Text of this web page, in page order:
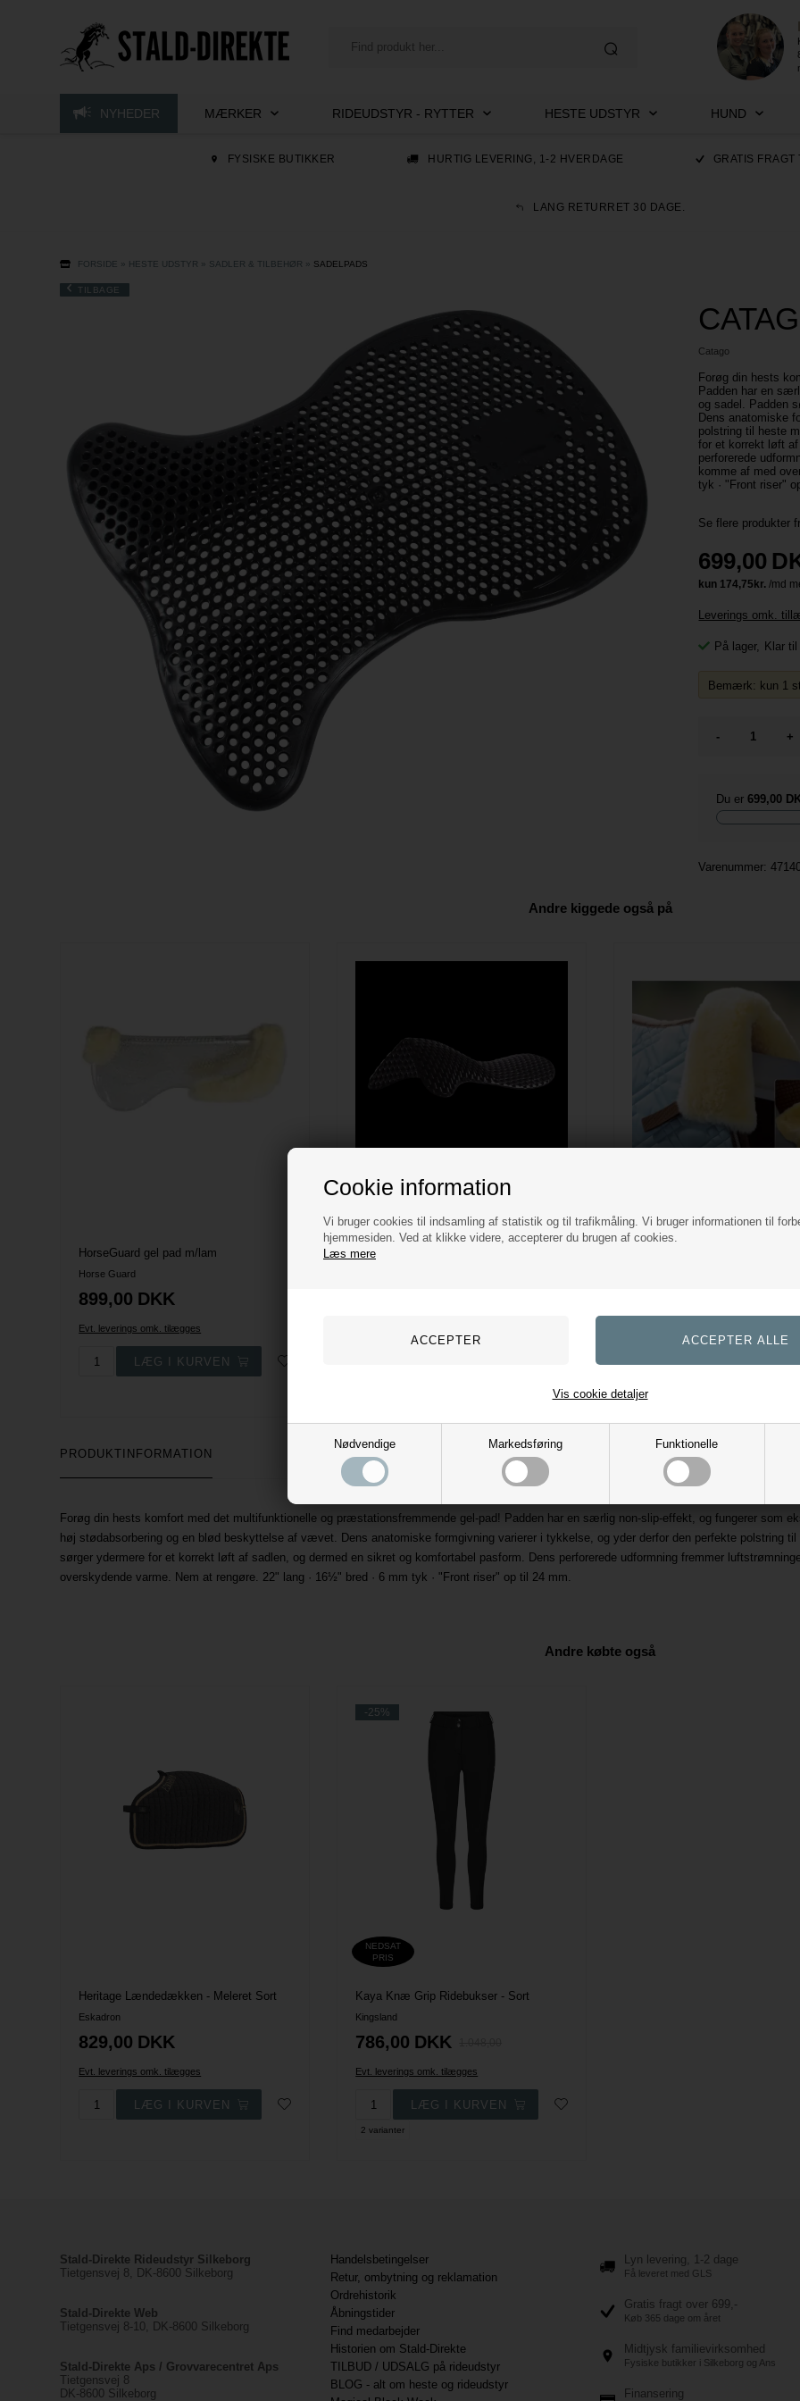
Cookie information
Vi bruger cookies til indsamling af statistik og til trafikmåling. Vi bruger informationen til
hjemmesiden. Ved at klikke videre, accepterer du brugen af cookies.
Læs mere
Nødvendige Markedsføring Funktionelle
Vis cookie detaljer
NYHEDER MÆRKER RIDEUDSTYR - RYTTER HESTE UDSTYR HUND
FYSISKE BUTIKKER HURTIG LEVERING, 1-2 HVERDAGE GRATIS
LANG RETURRET 30 DAGE.
FORSIDE » HESTE UDSTYR » SADLER & TILBEHØR » SADELPADS
TILBAGE
Catago
Forøg din hests
Padden har en
og sadel. Padden
Dens anatomiske
polstring til heste
for et korrekt løft
perforerede
komme af med
tyk · "Front riser"
Se flere produkter
699,00
Leverings omk.
På lager, Klar
Bemærk: kun 1
- +
Du er699,00
Varenummer:
Andre kiggede også på
HorseGuard gel pad m/lam
Horse Guard
899,00 DKK
Evt. leverings omk. tilægges
PRODUKTINFORMATION
Forøg din hests komfort med det multifunktionelle og præstationsfremmende gel-pad! Padden har en særlig non-slip-effekt, og fungerer som
høj stødabsorbering og en blød beskyttelse af vævet. Dens anatomiske formgivning varierer i tykkelse, og yder derfor den perfekte polstring
sørger ydermere for et korrekt løft af sadlen, og dermed en sikret og komfortabel pasform. Dens perforerede udformning fremmer
overskydende varme. Nem at rengøre. 22" lang · 16½" bred · 6 mm tyk · "Front riser" op til 24 mm.
Andre købte også
Heritage Lændedækken - Meleret Sort
Eskadron
829,00 DKK
Evt. leverings omk. tilægges
-25%
NEDSAT
PRIS
Kaya Knæ Grip Ridebukser - Sort
Kingsland
786,00 DKK
Evt. leverings omk. tilægges
2 varianter
Stald-Direkte Rideudstyr Silkeborg
Tietgensvej 8, DK-8600 Silkeborg
Stald-Direkte Web
Tietgensvej 8-10, DK-8600 Silkeborg
Stald-Direkte Aps / Grovvarecentret Aps
Tietgensvej 8
DK-8600 Silkeborg
Handelsbetingelser
Retur, ombytning og reklamation
Ordrehistorik
Åbningstider
Find medarbejder
Historien om Stald-Direkte
TILBUD / UDSALG på rideudstyr
BLOG - alt om heste og rideudstyr
Lyn levering, 1-2 dage
Få leveret med GLS
Gratis fragt over 699,-
Køb 365 dage om året
Midtjysk familievirksomhed
Fysiske butikker i Silkeborg og Ans
Finansering